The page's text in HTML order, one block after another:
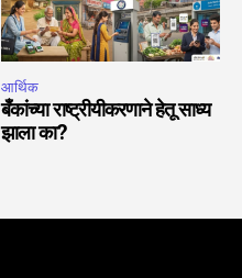
आर्थिक
बँकांच्या राष्ट्रीयीकरणाने हेतू साध्य
झाला का?